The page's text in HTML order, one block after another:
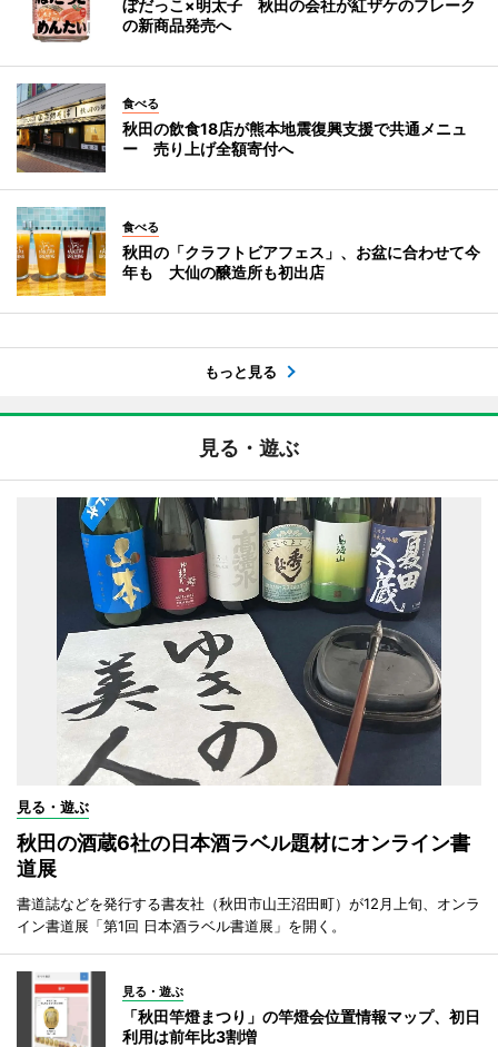
ぼだっこ×明太子 秋田の会社が紅ザケのフレーク
の新商品発売へ
食べる
秋田の飲食18店が熊本地震復興支援で共通メニュ
ー 売り上げ全額寄付へ
食べる
秋田の「クラフトビアフェス」、お盆に合わせて今
年も 大仙の醸造所も初出店
もっと見る
見る・遊ぶ
見る・遊ぶ
秋田の酒蔵6社の日本酒ラベル題材にオンライン書
道展
書道誌などを発行する書友社（秋田市山王沼田町）が12月上旬、オンラ
イン書道展「第1回 日本酒ラベル書道展」を開く。
見る・遊ぶ
「秋田竿燈まつり」の竿燈会位置情報マップ、初日
利用は前年比3割増